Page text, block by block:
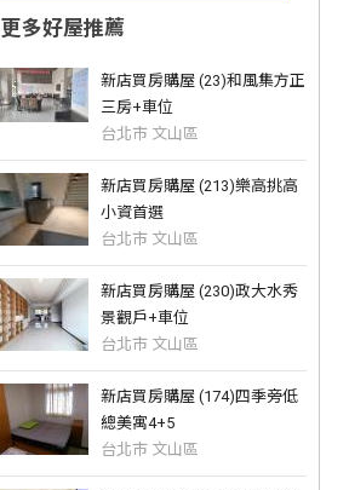
更多好屋推薦
新店買房購屋 (23)和風集方正
三房+車位
台北市 文山區
新店買房購屋 (213)樂高挑高
小資首選
台北市 文山區
新店買房購屋 (230)政大水秀
景觀戶+車位
台北市 文山區
新店買房購屋 (174)四季旁低
總美寓4+5
台北市 文山區